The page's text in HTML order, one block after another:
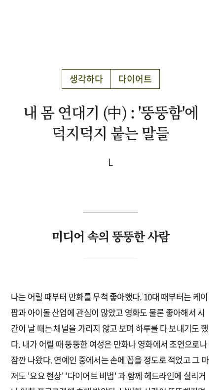
생각하다 다이어트
내 몸 연대기 (中) : '뚱뚱함'에
덕지덕지 붙는 말들
L
미디어 속의 뚱뚱한 사람
나는 어릴 때부터 만화를 무척 좋아했다. 10대 때부터는 케이
팝과 아이돌 산업에 관심이 많았고 영화도 물론 좋아해서 시
간이 날 때는 채널을 가리지 않고 보며 하루를 다 보내기도 했
다. 내가 어릴 때 뚱뚱한 여성은 만화나 영화에서 조연으로나
잠깐 나왔다. 연예인 중에서는 손에 꼽을 정도로 적었고 그 마
저도 '요요 현상' '다이어트 비법' 과 함께 헤드라인에 실리거